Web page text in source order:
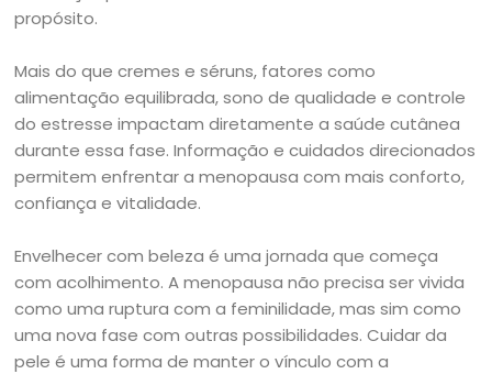
propósito.
Mais do que cremes e séruns, fatores como
alimentação equilibrada, sono de qualidade e controle
do estresse impactam diretamente a saúde cutânea
durante essa fase. Informação e cuidados direcionados
permitem enfrentar a menopausa com mais conforto,
confiança e vitalidade.
Envelhecer com beleza é uma jornada que começa
com acolhimento. A menopausa não precisa ser vivida
como uma ruptura com a feminilidade, mas sim como
uma nova fase com outras possibilidades. Cuidar da
pele é uma forma de manter o vínculo com a